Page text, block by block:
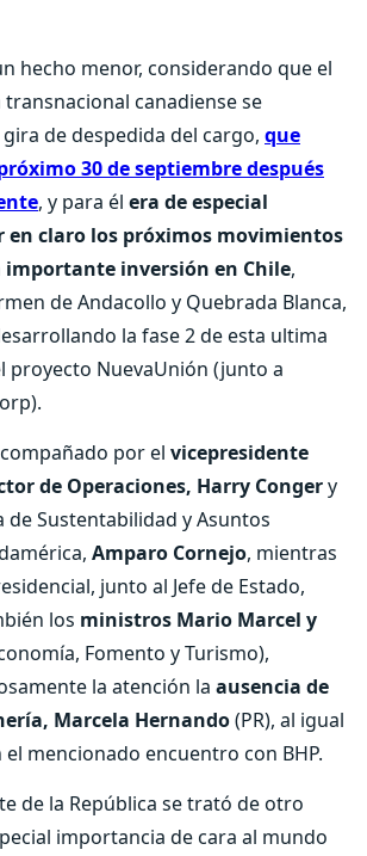
hecho menor, considerando que el
canadiense se
de despedida del cargo, que
30 de septiembre después
, y para él era de especial
en claro los próximos movimientos
inversión en Chile,
de Andacollo y Quebrada Blanca,
la fase 2 de esta ultima
proyecto NuevaUnión (junto a
por el vicepresidente
de Operaciones, Harry Congery
de Sustentabilidad y Asuntos
Amparo Cornejo, mientras
junto al Jefe de Estado,
los ministros Mario Marcel y
Fomento y Turismo),
la atención la ausencia de
Marcela Hernando(PR), al igual
mencionado encuentro con BHP.
de la República se trató de otro
importancia de cara al mundo